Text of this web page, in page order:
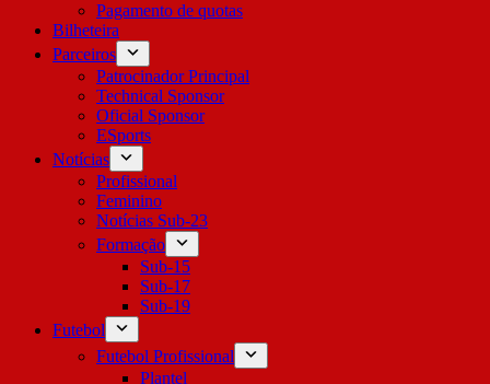
Pagamento de quotas
Bilheteira
Parceiros
Patrocinador Principal
Technical Sponsor
Oficial Sponsor
ESports
Notícias
Profissional
Feminino
Notícias Sub-23
Formação
Sub-15
Sub-17
Sub-19
Futebol
Futebol Profissional
Plantel